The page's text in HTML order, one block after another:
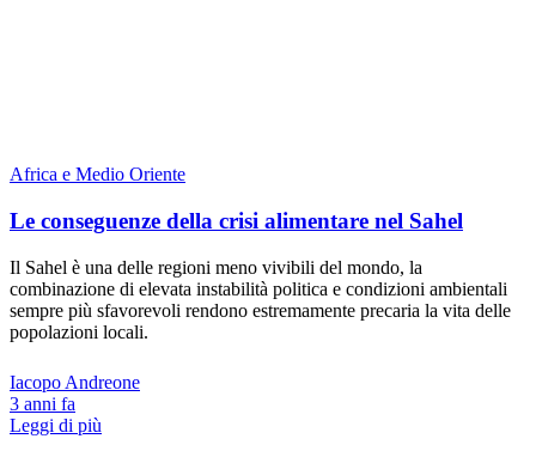
Africa e Medio Oriente
Le conseguenze della crisi alimentare nel Sahel
Il Sahel è una delle regioni meno vivibili del mondo, la
combinazione di elevata instabilità politica e condizioni ambientali
sempre più sfavorevoli rendono estremamente precaria la vita delle
popolazioni locali.
Iacopo Andreone
3 anni fa
Leggi di più